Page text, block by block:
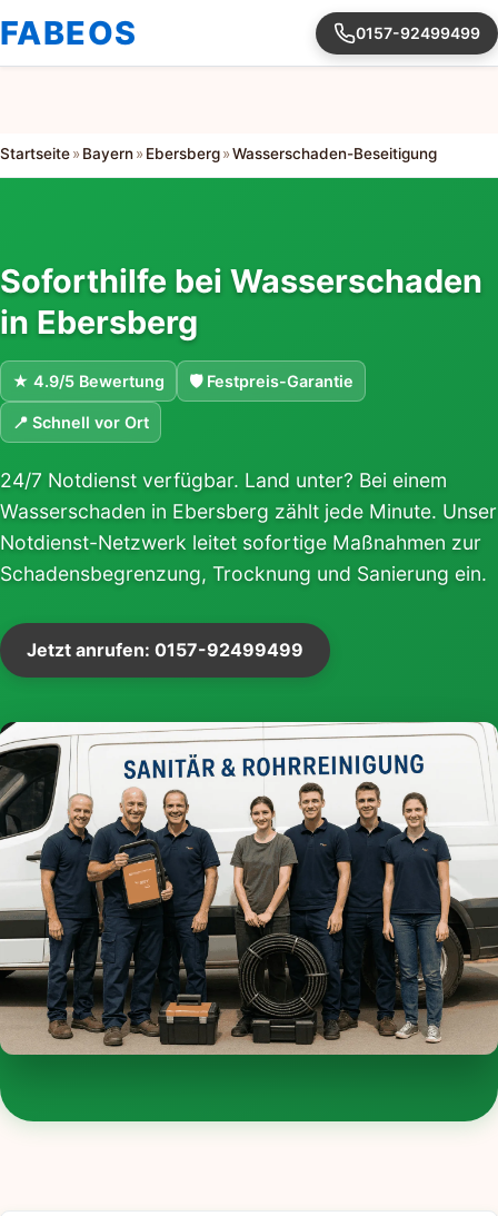
FABEOS 0157-92499499
Startseite» Bayern» Ebersberg»Wasserschaden-Beseitigung
Soforthilfe bei Wasserschaden
in Ebersberg
★ 4.9/5 Bewertung 🛡 Festpreis-Garantie
📍 Schnell vor Ort
24/7 Notdienst verfügbar. Land unter? Bei einem
Wasserschaden in Ebersberg zählt jede Minute. Unser
Notdienst-Netzwerk leitet sofortige Maßnahmen zur
Schadensbegrenzung, Trocknung und Sanierung ein.
Jetzt anrufen: 0157-92499499